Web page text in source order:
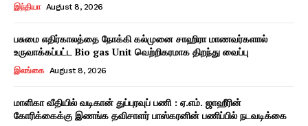
இந்தியா August 8, 2026
பசுமை எதிர்காலத்தை நோக்கி கல்முனை சாஹிரா மாணவர்களால்
உருவாக்கப்பட்ட Bio gas Unit வெற்றிகரமாக திறந்து வைப்பு
இலங்கை August 8, 2026
மாளிகா வீதியில் வடிகான் துப்புரவுப் பணி : ஏ.எம். ஜாஹீரின்
கோரிக்கைக்கு இணங்க தவிசாளர் பாஸ்கரனின் பணிப்பில் நடவடிக்கை